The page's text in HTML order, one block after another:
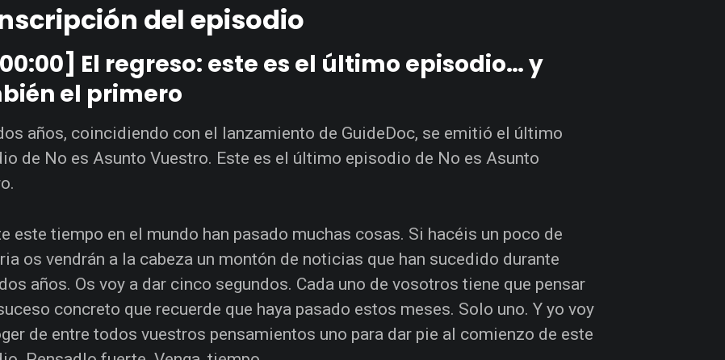
del episodio
El regreso: este es el último episodio… y
el primero
años, coincidiendo con el lanzamiento de GuideDoc, se emitió el último
de No es Asunto Vuestro. Este es el último episodio de No es Asunto
este tiempo en el mundo han pasado muchas cosas. Si hacéis un poco de
os vendrán a la cabeza un montón de noticias que han sucedido durante
años. Os voy a dar cinco segundos. Cada uno de vosotros tiene que pensar
concreto que recuerde que haya pasado estos meses. Solo uno. Y yo voy
de entre todos vuestros pensamientos uno para dar pie al comienzo de este